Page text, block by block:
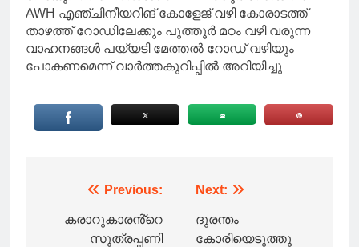
AWH എഞ്ചിനീയറിങ് കോളേജ് വഴി കോരാടത്ത്
താഴത്ത് റോഡിലേക്കും പുത്തൂർ മഠം വഴി വരുന്ന
വാഹനങ്ങൾ പയ്യടി മേത്തൽ റോഡ് വഴിയും
പോകണമെന്ന് വാർത്തകുറിപ്പിൽ അറിയിച്ചു
navigation
Previous:
കരാറുകാരൻ്റെ
സൂത്രപ്പണി
Next:
ദുരന്തം
കോരിയെടുത്തു